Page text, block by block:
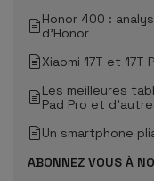
Honor 400 :
d'Honor
Xiaomi 17T et 17T
Les meilleures
Pad Pro et
Un smartphone
ABONNEZ VOUS À